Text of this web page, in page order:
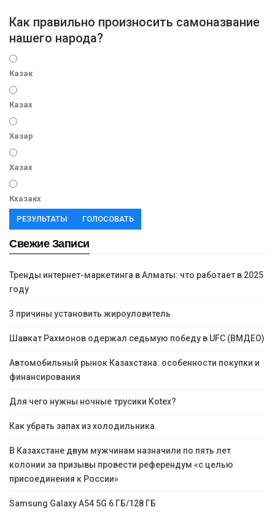
Как правильно произносить самоназвание
нашего народа?
Казак
Казах
Хазар
Хазах
Кхазакх
РЕЗУЛЬТАТЫ ГОЛОСОВАТЬ
Свежие Записи
Тренды интернет-маркетинга в Алматы: что работает в 2025
году
3 причины установить жироуловитель
Шавкат Рахмонов одержал седьмую победу в UFC (ВМДЕО)
Автомобильный рынок Казахстана: особенности покупки и
финансирования
Для чего нужны ночные трусики Kotex?
Как убрать запах из холодильника
В Казахстане двум мужчинам назначили по пять лет
колонии за призывы провести референдум «с целью
присоединения к России»
Samsung Galaxy A54 5G 6 ГБ/128 ГБ